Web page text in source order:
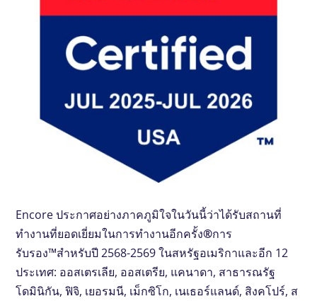
Encore ประกาศอย่างภาคภูมิใจในวันนี้ว่าได้รับสถานที่
ทำงานที่ยอดเยี่ยมในการทำงานอีกครั้ง®การ
รับรอง™สำหรับปี 2568-2569 ในสหรัฐอเมริกาและอีก 12
ประเทศ: ออสเตรเลีย, ออสเตรีย, แคนาดา, สาธารณรัฐ
โดมินิกัน, ฟิจิ, เยอรมนี, เม็กซิโก, เนเธอร์แลนด์, สิงคโปร์, ส